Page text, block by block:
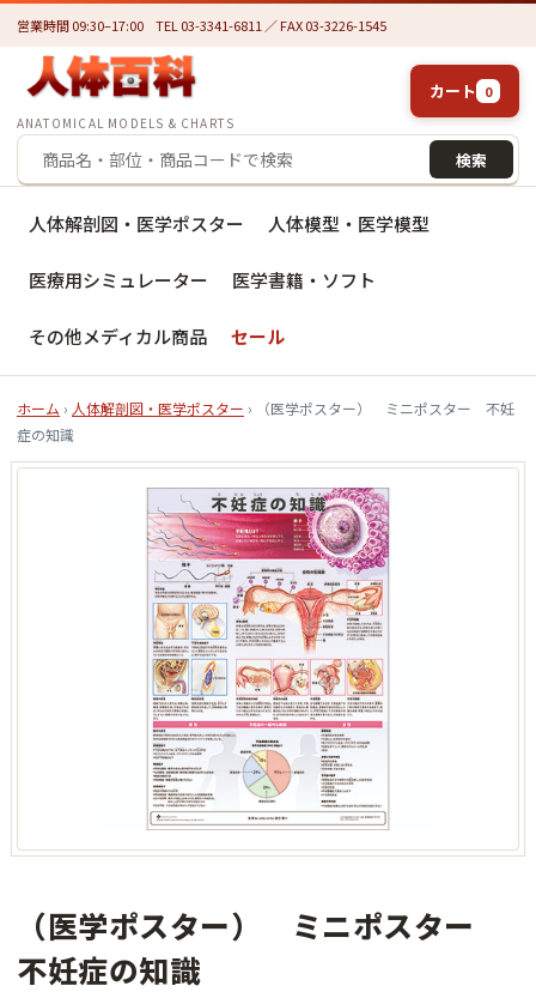
営業時間 09:30–17:00 TEL 03-3341-6811 ／ FAX 03-3226-1545
ANATOMICAL MODELS & CHARTS
検索
カート 0
人体解剖図・医学ポスター 人体模型・医学模型
医療用シミュレーター 医学書籍・ソフト
その他メディカル商品 セール
ホーム › 人体解剖図・医学ポスター › （医学ポスター） ミニポスター 不妊
症の知識
（医学ポスター） ミニポスター
不妊症の知識